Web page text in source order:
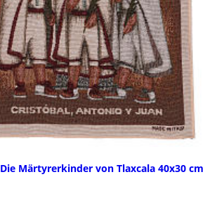
Märtyrerkinder von Tlaxcala 40x30 cm